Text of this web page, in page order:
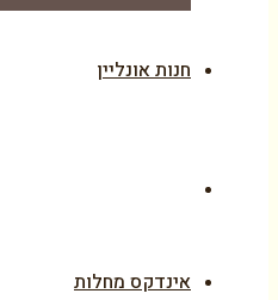
חנות אונליין
אינדקס מחלות